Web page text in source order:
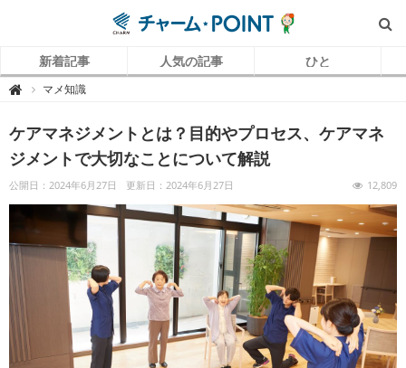
新着記事 人気の記事 ひと
 チ
P
O
I
N
（
ャ
ー
ム
ポ
イ
ト
｜
介
護
で
働
く
リ
マメ知識
ケアマネジメントとは？目的やプロセス、ケアマネ
ジメントで大切なことについて解説
公開日：2024年6月27日 更新日：2024年6月27日 12,809